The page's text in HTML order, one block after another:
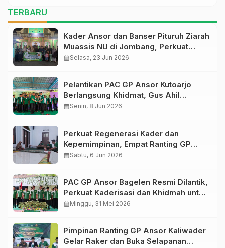
TERBARU
Kader Ansor dan Banser Pituruh Ziarah
Muassis NU di Jombang, Perkuat
Spirit Khidmah dan Ke-NU-an
calendar_monthSelasa, 23 Jun 2026
Pelantikan PAC GP Ansor Kutoarjo
Berlangsung Khidmat, Gus Ahil
Ingatkan Ansor Harus Bermanfaat bagi
calendar_monthSenin, 8 Jun 2026
Perkuat Regenerasi Kader dan
Kepemimpinan, Empat Ranting GP
Ansor di Bagelen Gelar Reorganisasi
calendar_monthSabtu, 6 Jun 2026
PAC GP Ansor Bagelen Resmi Dilantik,
Perkuat Kaderisasi dan Khidmah untuk
Masyarakat
calendar_monthMinggu, 31 Mei 2026
Pimpinan Ranting GP Ansor Kaliwader
Gelar Raker dan Buka Selapanan